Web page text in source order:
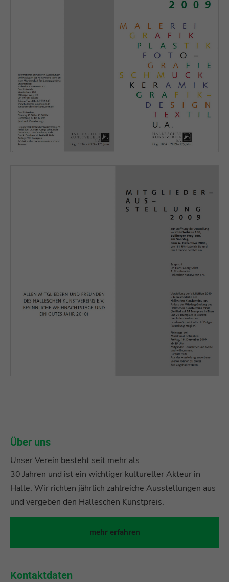
Über uns
Unser Verein besteht seit mehr als
30 Jahren und ist ein wichtiger kultureller Akteur in
Halle. Wir richten jährlich zahlreiche Ausstellungen aus
und vergeben den Halleschen Kunstpreis.
mehr erfahren
Kontaktdaten